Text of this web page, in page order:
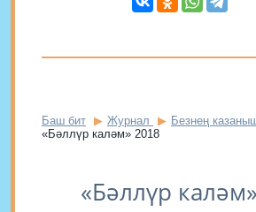
Баш бит Журнал
Безнең
«Бәллүр каләм» 2018
«Бәллүр